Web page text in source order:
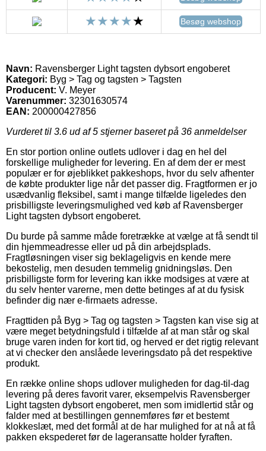
Besøg webshop
Navn: Ravensberger Light tagsten dybsort engoberet
Kategori: Byg > Tag og tagsten > Tagsten
Producent: V. Meyer
Varenummer: 32301630574
EAN: 200000427856
Vurderet til 3.6 ud af 5 stjerner baseret på 36 anmeldelser
En stor portion online outlets udlover i dag en hel del
forskellige muligheder for levering. En af dem der er mest
populær er for øjeblikket pakkeshops, hvor du selv afhenter
de købte produkter lige når det passer dig. Fragtformen er jo
usædvanlig fleksibel, samt i mange tilfælde ligeledes den
prisbilligste leveringsmulighed ved køb af Ravensberger
Light tagsten dybsort engoberet.
Du burde på samme måde foretrække at vælge at få sendt til
din hjemmeadresse eller ud på din arbejdsplads.
Fragtløsningen viser sig beklageligvis en kende mere
bekostelig, men desuden temmelig gnidningsløs. Den
prisbilligste form for levering kan ikke modsiges at være at
du selv henter varerne, men dette betinges af at du fysisk
befinder dig nær e-firmaets adresse.
Fragttiden på Byg > Tag og tagsten > Tagsten kan vise sig at
være meget betydningsfuld i tilfælde af at man står og skal
bruge varen inden for kort tid, og herved er det rigtig relevant
at vi checker den anslåede leveringsdato på det respektive
produkt.
En række online shops udlover muligheden for dag-til-dag
levering på deres favorit varer, eksempelvis Ravensberger
Light tagsten dybsort engoberet, men som imidlertid står og
falder med at bestillingen gennemføres før et bestemt
klokkeslæt, med det formål at de har mulighed for at nå at få
pakken ekspederet før de lageransatte holder fyraften.